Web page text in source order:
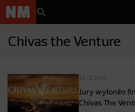
Chivas the Venture
12.12.2017
Jury wyłoniło
Chivas The